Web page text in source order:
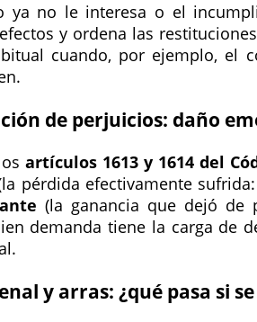
ya no le interesa o el
y ordena las
cuando, por ejemplo, el
de perjuicios: daño
artículos 1613 y 1614 del
pérdida efectivamente
(la ganancia que dejó de
demanda tiene la carga de
y arras: ¿qué pasa si